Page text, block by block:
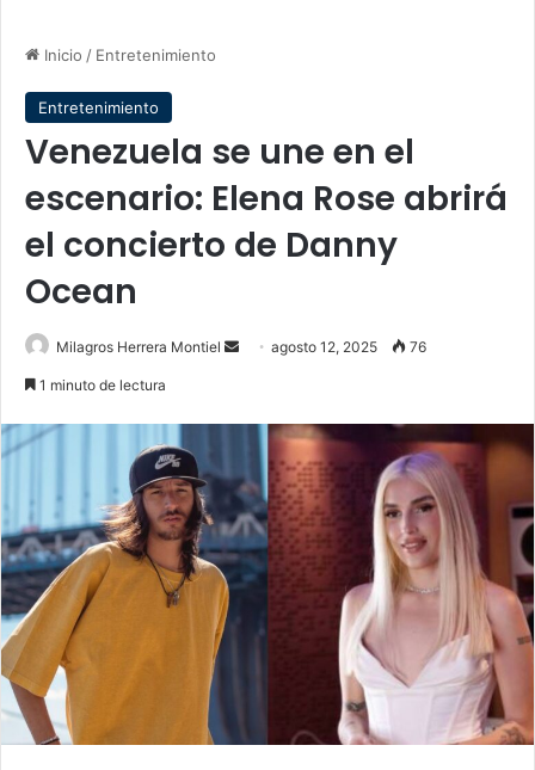
Inicio / Entretenimiento
Entretenimiento
Venezuela se une en el
escenario: Elena Rose abrirá
el concierto de Danny
Ocean
Milagros Herrera Montiel
Sendagosto 12, 2025 76
1 minuto de lectura